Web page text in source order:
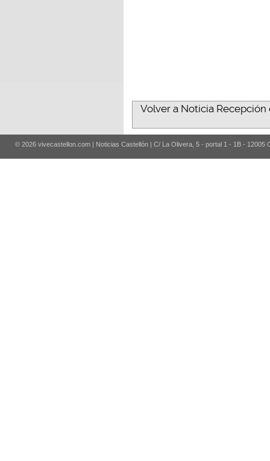
Volver a Noticia
© 2026 vivecastellon.com | Noticias Castellón | C/ La Olivera, 5 - portal 1 - 1B - 12005